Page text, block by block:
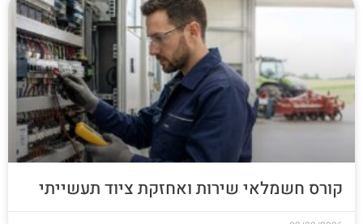
קורס חשמלאי שירות ואחזקת ציוד תעשייתי